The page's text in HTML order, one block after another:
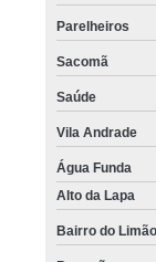
Parelheiros
Sacomã
Saúde
Vila Andrade
Água Funda
Alto da Lapa
Bairro do Limão